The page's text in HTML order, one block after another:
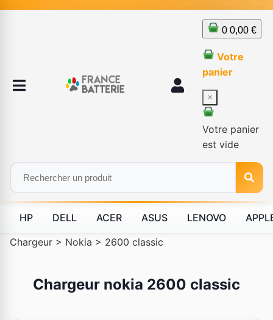
0 0,00 €
Votre
panier
×
Votre panier
est vide
HP DELL ACER ASUS LENOVO
Chargeur > Nokia > 2600 classic
Chargeur nokia 2600 classic